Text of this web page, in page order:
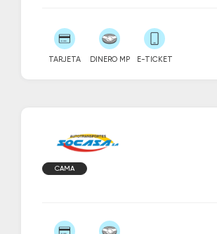
TARJETA DINERO MP E-TICKET
CAMA